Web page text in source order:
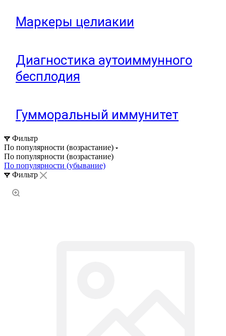
Маркеры целиакии
Диагностика аутоиммунного
бесплодия
Гумморальный иммунитет
Фильтр
По популярности (возрастание)
По популярности (возрастание)
По популярности (убывание)
Фильтр